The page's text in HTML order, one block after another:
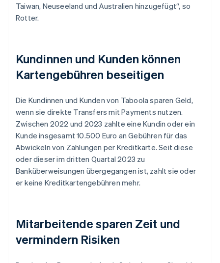
Taiwan, Neuseeland und Australien hinzugefügt“, so
Rotter.
Kundinnen und Kunden können
Kartengebühren beseitigen
Die Kundinnen und Kunden von Taboola sparen Geld,
wenn sie direkte Transfers mit Payments nutzen.
Zwischen 2022 und 2023 zahlte eine Kundin oder ein
Kunde insgesamt 10.500 Euro an Gebühren für das
Abwickeln von Zahlungen per Kreditkarte. Seit diese
oder dieser im dritten Quartal 2023 zu
Banküberweisungen übergegangen ist, zahlt sie oder
er keine Kreditkartengebühren mehr.
Mitarbeitende sparen Zeit und
vermindern Risiken